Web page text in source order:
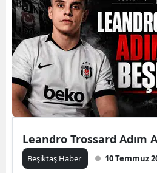
Leandro Trossard Adım
Beşiktaş Haber 10 Temmuz